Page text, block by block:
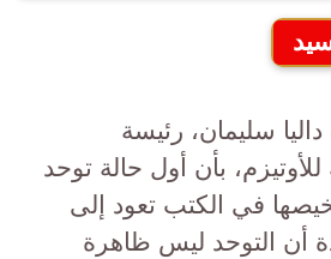
سليمان، رئيسة
بأن أول حالة توحد
في الكتب تعود إلى
مؤكدة أن التوحد ليس ظاهرة